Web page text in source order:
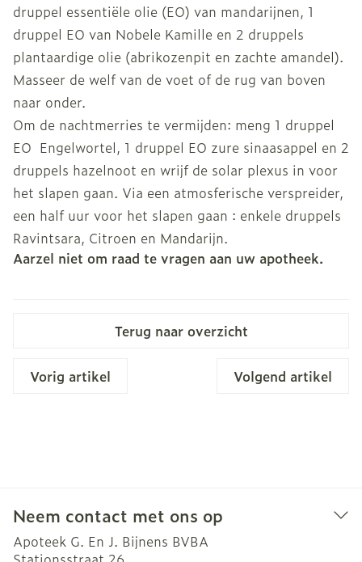
druppel essentiële olie (EO) van mandarijnen, 1
druppel EO van Nobele Kamille en 2 druppels
plantaardige olie (abrikozenpit en zachte amandel).
Masseer de welf van de voet of de rug van boven
naar onder.
Om de nachtmerries te vermijden: meng 1 druppel
EO Engelwortel, 1 druppel EO zure sinaasappel en 2
druppels hazelnoot en wrijf de solar plexus in voor
het slapen gaan. Via een atmosferische verspreider,
een half uur voor het slapen gaan : enkele druppels
Ravintsara, Citroen en Mandarijn.
Aarzel niet om raad te vragen aan uw apotheek.
Terug naar overzicht
Vorig artikel Volgend artikel
Neem contact met ons op
Apoteek G. En J. Bijnens BVBA